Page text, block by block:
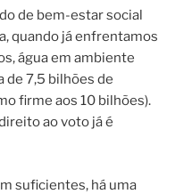
de bem-estar social
quando já enfrentamos
água em ambiente
de 7,5 bilhões de
firme aos 10 bilhões).
ao voto já é
suficientes, há uma